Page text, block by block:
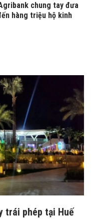
chung tay đưa
hàng triệu hộ kinh
trái phép tại Huế